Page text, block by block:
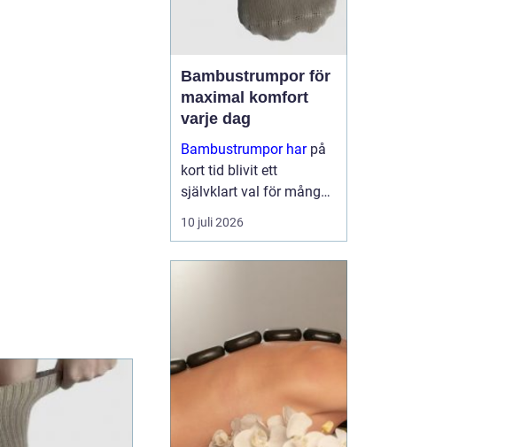
Bambustrumpor för
maximal komfort
varje dag
Bambustrumpor harpå
kort tid blivit ett
självklart val för många
som vill kombinera
komfort, funktion och
10 juli 2026